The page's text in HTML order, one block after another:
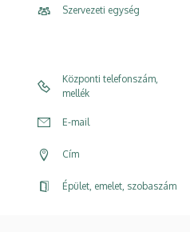
Szervezeti egység
Központi telefonszám,
mellék
E-mail
Cím
Épület, emelet, szobaszám